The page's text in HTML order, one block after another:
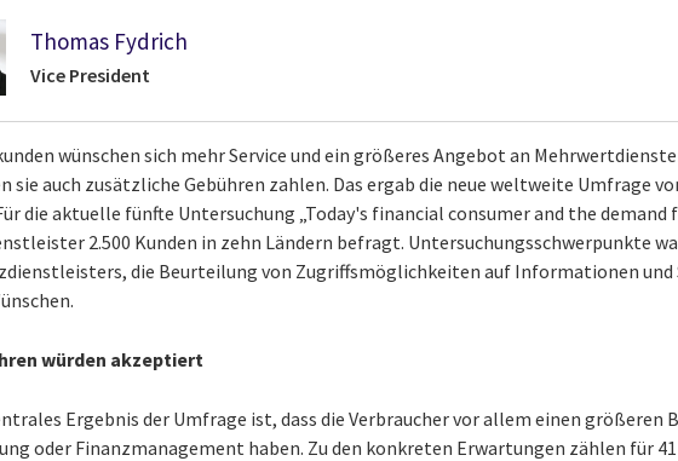
Thomas Fydrich
Vice President
wünschen sich mehr Service und ein größeres Angebot an
sie auch zusätzliche Gebühren zahlen. Das ergab die neue weltweite Umfrage
die aktuelle fünfte Untersuchung „Today's financial consumer and the demand
2.500 Kunden in zehn Ländern befragt. Untersuchungsschwerpunkte
die Beurteilung von Zugriffsmöglichkeiten auf Informationen und
würden akzeptiert
Ergebnis der Umfrage ist, dass die Verbraucher vor allem einen größeren
oder Finanzmanagement haben. Zu den konkreten Erwartungen zählen für